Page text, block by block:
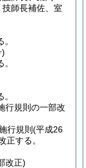
師長補佐、室
)
行規則の一部改
行規則 (平成26
正する。
改正)